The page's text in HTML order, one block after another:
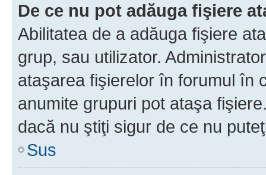
De ce nu pot adăuga fişiere
Abilitatea de a adăuga fişiere
grup, sau utilizator.
ataşarea fişierelor în forumul în
anumite grupuri pot ataşa
dacă nu ştiţi sigur de ce nu
Sus